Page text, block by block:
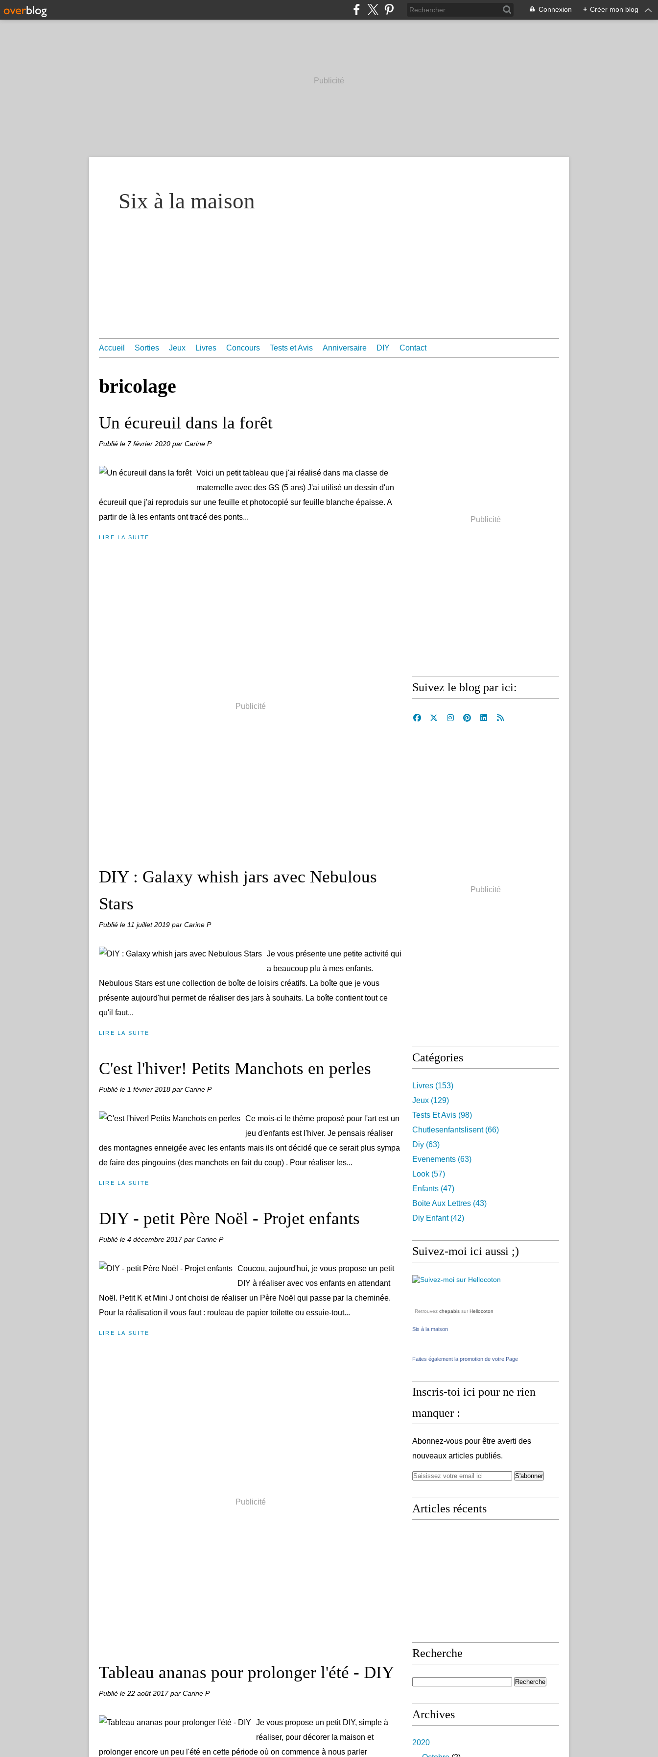
Connexion + Créer mon blog
Publicité
Six à la maison
Accueil Sorties Jeux Livres Concours Tests et Avis Anniversaire DIY Contact
bricolage
Un écureuil dans la forêt
Publié le 7 février 2020 par Carine P
Voici un petit tableau que j'ai réalisé dans ma classe de
maternelle avec des GS (5 ans) J'ai utilisé un dessin d'un
écureuil que j'ai reproduis sur une feuille et photocopié sur feuille blanche épaisse. A
partir de là les enfants ont tracé des ponts...
LIRE LA SUITE
Publicité
DIY : Galaxy whish jars avec Nebulous
Stars
Publié le 11 juillet 2019 par Carine P
Je vous présente une petite activité qui
a beaucoup plu à mes enfants.
Nebulous Stars est une collection de boîte de loisirs créatifs. La boîte que je vous
présente aujourd'hui permet de réaliser des jars à souhaits. La boîte contient tout ce
qu'il faut...
LIRE LA SUITE
C'est l'hiver! Petits Manchots en perles
Publié le 1 février 2018 par Carine P
Ce mois-ci le thème proposé pour l'art est un
jeu d'enfants est l'hiver. Je pensais réaliser
des montagnes enneigée avec les enfants mais ils ont décidé que ce serait plus sympa
de faire des pingouins (des manchots en fait du coup) . Pour réaliser les...
LIRE LA SUITE
DIY - petit Père Noël - Projet enfants
Publié le 4 décembre 2017par Carine P
Coucou, aujourd'hui, je vous propose un petit
DIY à réaliser avec vos enfants en attendant
Noël. Petit K et Mini J ont choisi de réaliser un Père Noël qui passe par la cheminée.
Pour la réalisation il vous faut : rouleau de papier toilette ou essuie-tout...
LIRE LA SUITE
Publicité
Tableau ananas pour prolonger l'été - DIY
Publié le 22 août 2017par Carine P
Je vous propose un petit DIY, simple à
réaliser, pour décorer la maison et
prolonger encore un peu l'été en cette période où on commence à nous parler
Publicité
Suivez le blog par ici:
Publicité
Catégories
Livres (153)
Jeux (129)
Tests Et Avis (98)
Chutlesenfantslisent(66)
Diy (63)
Evenements (63)
Look (57)
Enfants (47)
Boite Aux Lettres (43)
Diy Enfant(42)
Suivez-moi ici aussi ;)
Retrouvez chepabis sur Hellocoton
Six à la maison
Faites également la promotion de votre Page
Inscris-toi ici pour ne rien
manquer :
Abonnez-vous pour être averti des
nouveaux articles publiés.
Articles récents
Recherche
Archives
2020